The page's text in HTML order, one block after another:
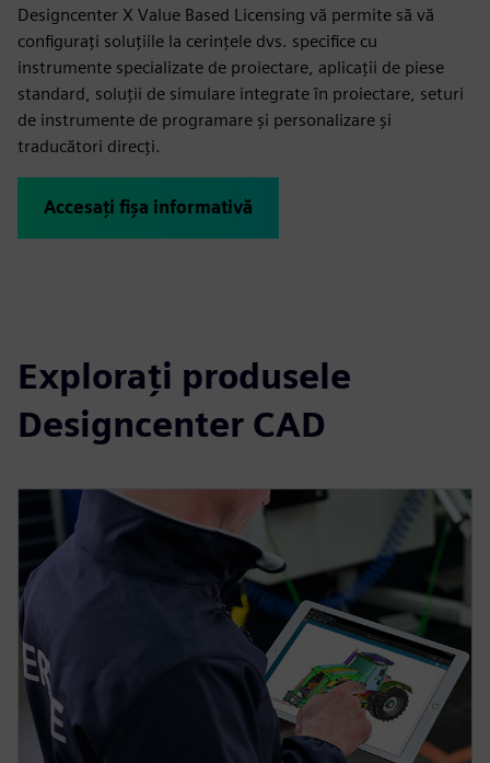
Designcenter X Value Based Licensing vă permite să vă
configurați soluțiile la cerințele dvs. specifice cu
instrumente specializate de proiectare, aplicații de piese
standard, soluții de simulare integrate în proiectare, seturi
de instrumente de programare și personalizare și
traducători direcți.
Accesați fișa informativă
Explorați produsele
Designcenter CAD